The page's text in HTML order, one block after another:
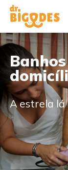
A estrela lá